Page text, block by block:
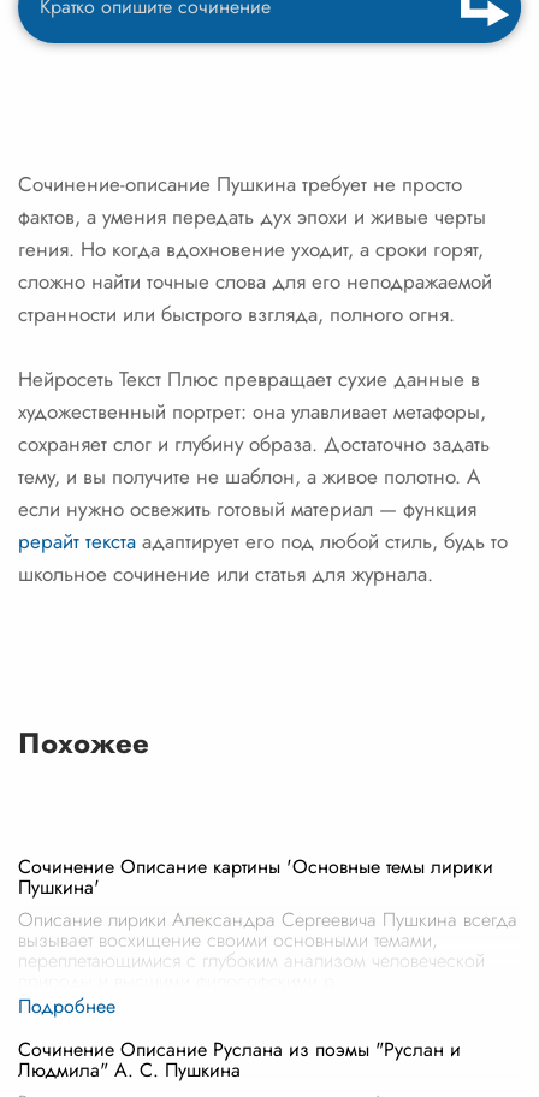
Сочинение-описание Пушкина требует не просто
фактов, а умения передать дух эпохи и живые черты
гения. Но когда вдохновение уходит, а сроки горят,
сложно найти точные слова для его неподражаемой
странности или быстрого взгляда, полного огня.
Нейросеть Текст Плюс превращает сухие данные в
художественный портрет: она улавливает метафоры,
сохраняет слог и глубину образа. Достаточно задать
тему, и вы получите не шаблон, а живое полотно. А
если нужно освежить готовый материал — функция
рерайт текста адаптирует его под любой стиль, будь то
школьное сочинение или статья для журнала.
Похожее
Сочинение Описание картины 'Основные темы лирики
Пушкина'
Описание лирики Александра Сергеевича Пушкина всегда
вызывает восхищение своими основными темами,
переплетающимися с глубоким анализом человеческой
Сочинение Описание Руслана из поэмы "Руслан и
Людмила" А. С. Пушкина